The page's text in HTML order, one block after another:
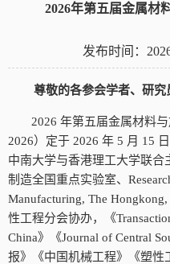
2026年第五届金属材
发布时间：
尊敬的各参会学者、研究
2026 年第五届金属材料
2026）定于 2026 年 5 月 15
中南大学与香港理工大学联
制造全国重点实验室、
Manufacturing, The
性工程分会协办，《
China》《Journal of Central
报》《中国机械工程》《塑